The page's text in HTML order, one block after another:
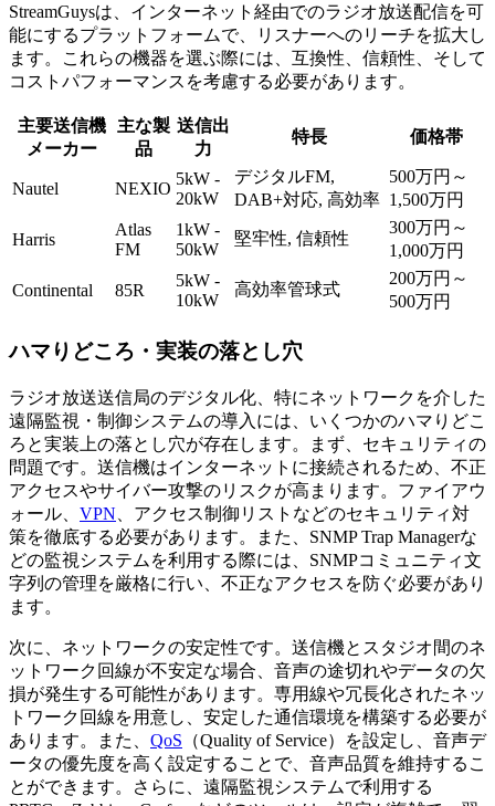
StreamGuysは、インターネット経由でのラジオ放送配信を可
能にするプラットフォームで、リスナーへのリーチを拡大し
ます。これらの機器を選ぶ際には、互換性、信頼性、そして
コストパフォーマンスを考慮する必要があります。
主要送信機
メーカー
主な製
品
送信出
力
特長 価格帯
Nautel NEXIO
5kW -
20kW
デジタルFM,
DAB+対応, 高効率
500万円～
1,500万円
Harris
Atlas
FM
1kW -
50kW
堅牢性, 信頼性
300万円～
1,000万円
Continental 85R
5kW -
10kW
高効率管球式
200万円～
500万円
ハマりどころ・実装の落とし穴
ラジオ放送送信局のデジタル化、特にネットワークを介した
遠隔監視・制御システムの導入には、いくつかのハマりどこ
ろと実装上の落とし穴が存在します。まず、セキュリティの
問題です。送信機はインターネットに接続されるため、不正
アクセスやサイバー攻撃のリスクが高まります。ファイアウ
ォール、 VPN 、アクセス制御リストなどのセキュリティ対
策を徹底する必要があります。また、SNMP Trap Managerな
どの監視システムを利用する際には、SNMPコミュニティ文
字列の管理を厳格に行い、不正なアクセスを防ぐ必要があり
ます。
次に、ネットワークの安定性です。送信機とスタジオ間のネ
ットワーク回線が不安定な場合、音声の途切れやデータの欠
損が発生する可能性があります。専用線や冗長化されたネッ
トワーク回線を用意し、安定した通信環境を構築する必要が
あります。また、 QoS （Quality of Service）を設定し、音声デ
ータの優先度を高く設定することで、音声品質を維持するこ
とができます。さらに、遠隔監視システムで利用する